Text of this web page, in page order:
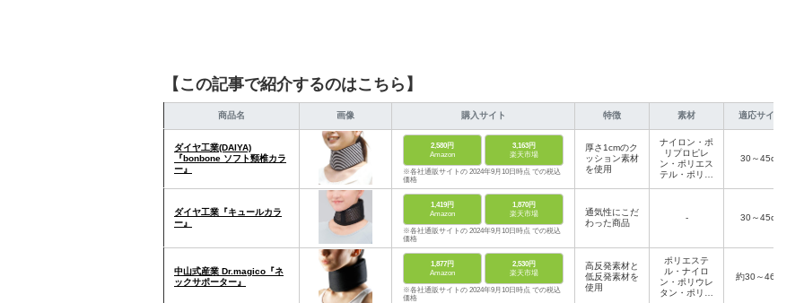
【この記事で紹介するのはこちら】
商品名 画像 購入サイト 特徴 素材 適応サイズ
ダイヤ工業(DAIYA)
『bonbone ソフト頸椎カラ
ー』
2,580円
Amazon
3,163円
楽天市場
※各社通販サイトの 2024年9月10日時点 での税込
価格
厚さ1cmのク
ッション素材
を使用
ナイロン・ポ
リプロピレ
ン・ポリエス
テル・ポリウ
30～45cm
ダイヤ工業『キュールカラ
ー』
1,419円
Amazon
1,870円
楽天市場
※各社通販サイトの 2024年9月10日時点 での税込
価格
通気性にこだ
わった商品
- 30～45cm
中山式産業 Dr.magico『ネ
ックサポーター』
1,877円
Amazon
2,530円
楽天市場
※各社通販サイトの 2024年9月10日時点 での税込
価格
高反発素材と
低反発素材を
使用
ポリエステ
ル・ナイロ
ン・ポリウレ
タン・ポリエ
約30～46cm